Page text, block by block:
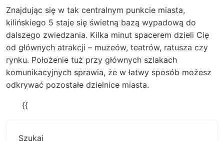
Znajdując się w tak centralnym punkcie miasta,
kilińskiego 5 staje się świetną bazą wypadową do
dalszego zwiedzania. Kilka minut spacerem dzieli Cię
od głównych atrakcji – muzeów, teatrów, ratusza czy
rynku. Położenie tuż przy głównych szlakach
komunikacyjnych sprawia, że w łatwy sposób możesz
odkrywać pozostałe dzielnice miasta.
{{
Szukaj